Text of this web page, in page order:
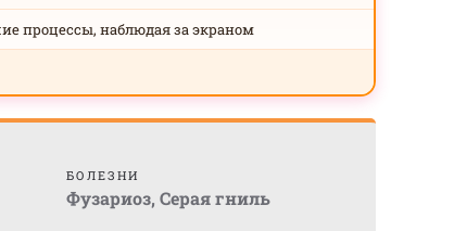
процессы, наблюдая за экраном
БОЛЕЗНИ
Фузариоз, Серая гниль